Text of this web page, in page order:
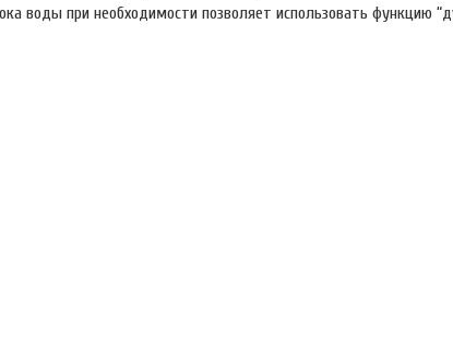
воды при необходимости позволяет использовать функцию